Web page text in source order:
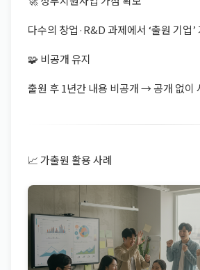
다수의 창업·R&D 과제에서 ‘출원 기업’
🧩 비공개 유지
출원 후 1년간 내용 비공개 → 공개 없이
📈 가출원 활용 사례